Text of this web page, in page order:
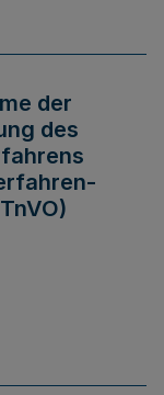
der
des